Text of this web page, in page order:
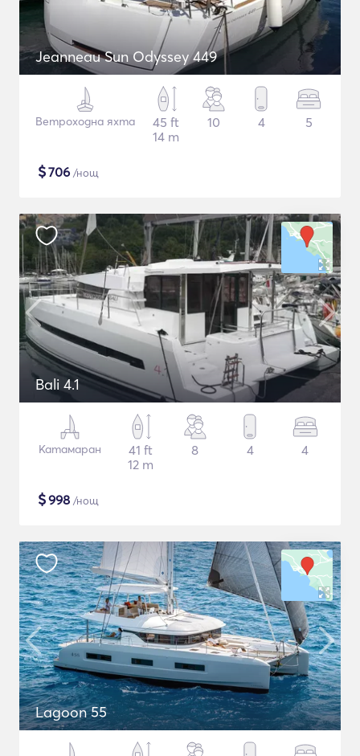
Jeanneau Sun Odyssey 449
Ветроходна яхта
45 ft
14 m
10 4 5
$706 /нощ
Bali 4.1
Катамаран
41 ft
12 m
8 4 4
$998 /нощ
Lagoon 55